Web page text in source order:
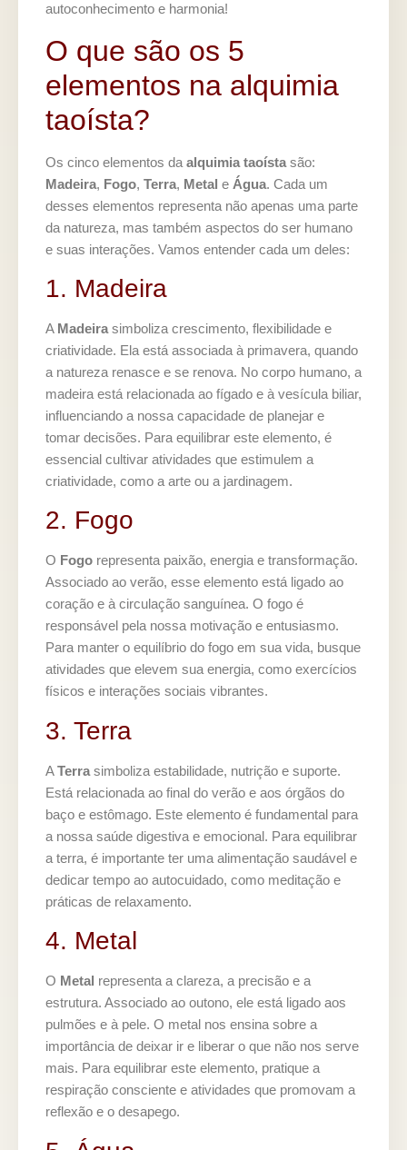
autoconhecimento e harmonia!
O que são os 5
elementos na alquimia
taoísta?
Os cinco elementos da alquimia taoísta são:
Madeira, Fogo, Terra, Metal e Água. Cada um
desses elementos representa não apenas uma parte
da natureza, mas também aspectos do ser humano
e suas interações. Vamos entender cada um deles:
1. Madeira
A Madeira simboliza crescimento, flexibilidade e
criatividade. Ela está associada à primavera, quando
a natureza renasce e se renova. No corpo humano, a
madeira está relacionada ao fígado e à vesícula biliar,
influenciando a nossa capacidade de planejar e
tomar decisões. Para equilibrar este elemento, é
essencial cultivar atividades que estimulem a
criatividade, como a arte ou a jardinagem.
2. Fogo
O Fogo representa paixão, energia e transformação.
Associado ao verão, esse elemento está ligado ao
coração e à circulação sanguínea. O fogo é
responsável pela nossa motivação e entusiasmo.
Para manter o equilíbrio do fogo em sua vida, busque
atividades que elevem sua energia, como exercícios
físicos e interações sociais vibrantes.
3. Terra
ATerra simboliza estabilidade, nutrição e suporte.
Está relacionada ao final do verão e aos órgãos do
baço e estômago. Este elemento é fundamental para
a nossa saúde digestiva e emocional. Para equilibrar
a terra, é importante ter uma alimentação saudável e
dedicar tempo ao autocuidado, como meditação e
práticas de relaxamento.
4. Metal
O Metal representa a clareza, a precisão e a
estrutura. Associado ao outono, ele está ligado aos
pulmões e à pele. O metal nos ensina sobre a
importância de deixar ir e liberar o que não nos serve
mais. Para equilibrar este elemento, pratique a
respiração consciente e atividades que promovam a
reflexão e o desapego.